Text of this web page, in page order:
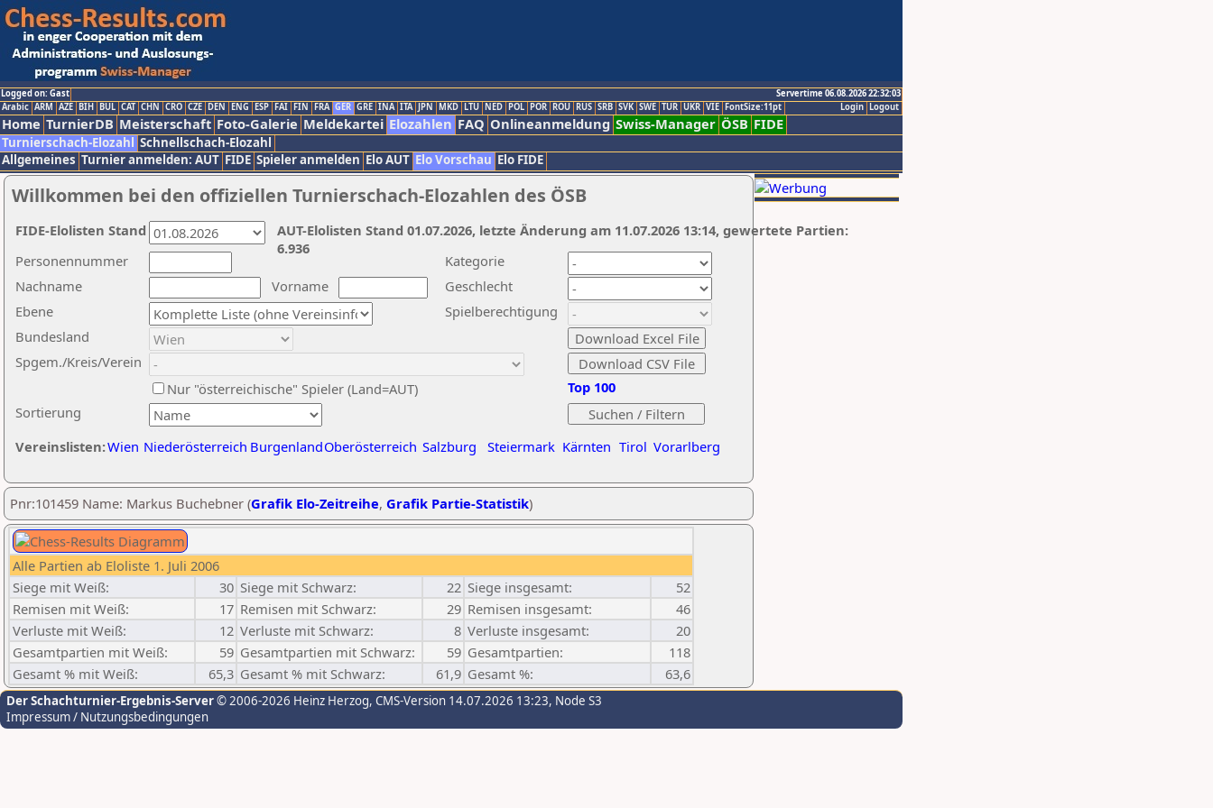
Logged on: Gast
Servertime 06.08.2026 22:32:03
Logout
Login
Arabic ARM AZE BIH BUL CAT CHN CRO CZE DEN ENG ESP FAI FIN FRA GER GRE INA ITA JPN MKD LTU NED POL POR ROU RUS SRB SVK SWE TUR UKR VIE FontSize:11pt
Home TurnierDB Meisterschaft Foto-Galerie Meldekartei Elozahlen FAQ Onlineanmeldung Swiss-Manager ÖSB FIDE
Turnierschach-Elozahl Schnellschach-Elozahl
Allgemeines Turnier anmelden: AUT FIDE Spieler anmelden Elo AUT Elo Vorschau Elo FIDE
Willkommen bei den offiziellen Turnierschach-Elozahlen des ÖSB
Nachname
Vorname
Ebene
Kategorie
Sortierung
Personennummer
Bundesland
Spgem./Kreis/Verein
Geschlecht
Nur "österreichische" Spieler (Land=AUT)
Spielberechtigung
Vereinslisten:Wien Niederösterreich BurgenlandOberösterreich Salzburg Steiermark Kärnten Tirol Vorarlberg
Top 100
AUT-Elolisten Stand 01.07.2026, letzte Änderung am 11.07.2026 13:14, gewertete Partien:
6.936
FIDE-Elolisten Stand
Pnr:101459 Name: Markus Buchebner (Grafik Elo-Zeitreihe, Grafik Partie-Statistik)
Alle Partien ab Eloliste 1. Juli 2006
Siege mit Weiß:
30 Siege mit Schwarz: 22 Siege insgesamt:
52
Remisen mit Weiß:
17 Remisen mit Schwarz: 29 Remisen insgesamt:
46
Verluste mit Weiß:
12 Verluste mit Schwarz: 8 Verluste insgesamt:
20
Gesamtpartien mit Weiß:
59 Gesamtpartien mit Schwarz: 59 Gesamtpartien:
118
Gesamt % mit Weiß:
65,3 Gesamt % mit Schwarz: 61,9 Gesamt %: 63,6
Der Schachturnier-Ergebnis-Server© 2006-2026 Heinz Herzog, CMS-Version 14.07.2026 13:23, Node S3
Impressum / Nutzungsbedingungen